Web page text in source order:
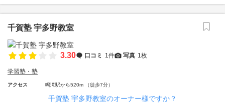
千賀塾 宇多野教室
3.30 口コミ 1件 写真 1枚
学習塾・塾
アクセス 鳴滝駅から520m （徒歩7分）
千賀塾 宇多野教室のオーナー様ですか？